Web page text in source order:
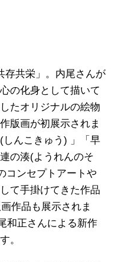
存共栄」。内尾さんが
の化身として描いて
たオリジナルの絵物
版画が初展示されま
んこきゅう) 」「早
の湊(ようれんのそ
コンセプトアートや
て手掛けてきた作品
作品も展示されま
和正さんによる新作
。